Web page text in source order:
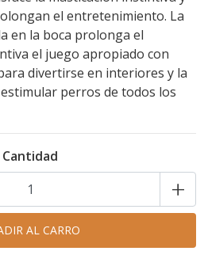
el entretenimiento. La
en la boca prolonga el
el juego apropiado con
divertirse en interiores y la
perros de todos los
Cantidad
+